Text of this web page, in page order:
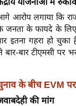
आरोप लगाया कि
जनता के फायदे के
इतना गहरा हो
बार-बार टीएमसी पर
के बीच EVM
की मांग